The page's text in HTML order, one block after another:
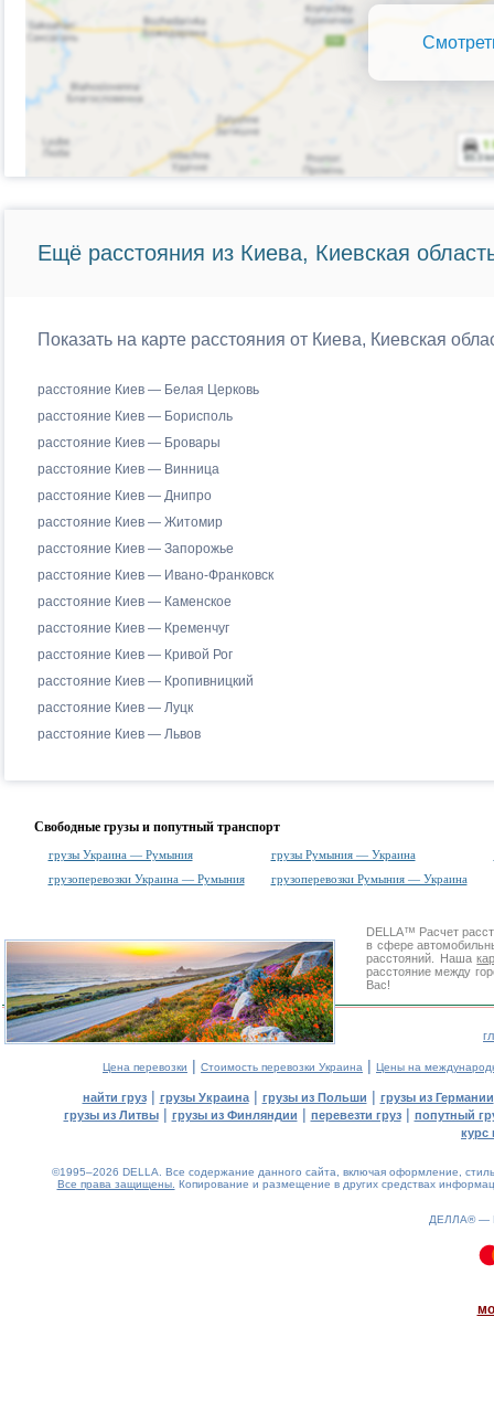
Ещё расстояния из Киева, Киевская
Показать на карте расстояния от Киева, Киевская
расстояние Киев — Белая Церковь
расстояние Киев — Борисполь
расстояние Киев — Бровары
расстояние Киев — Винница
расстояние Киев — Днипро
расстояние Киев — Житомир
расстояние Киев — Запорожье
расстояние Киев — Ивано-Франковск
расстояние Киев — Каменское
расстояние Киев — Кременчуг
расстояние Киев — Кривой Рог
расстояние Киев — Кропивницкий
расстояние Киев — Луцк
расстояние Киев — Львов
Свободные грузы и попутный транспорт
грузы Украина — Румыния грузы Румыния — Украина
грузоперевозки Украина — Румыния
грузоперевозки Румыния — Украина
DELLA™ Расчет
в сфере
расстояний. Наша
расстояние между
Вас!
Цена перевозки | Стоимость перевозки Украина | Цены на
найти груз| грузы Украина| грузы из Польши | грузы из Германии
грузы из Литвы| грузы из Финляндии | перевезти груз| попутный
курс
©1995–2026 DELLA. Все содержание данного сайта, включая оформление,
Все права защищены. Копирование и размещение в других средствах
ДЕЛЛА® —